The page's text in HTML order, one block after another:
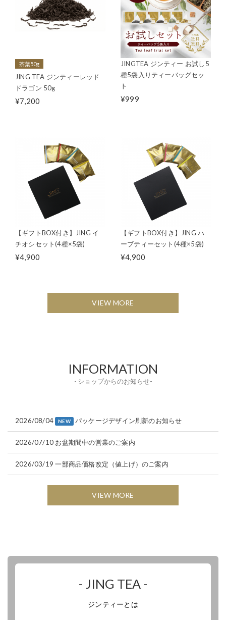
茶葉50g
JING TEA ジンティーレッド
ドラゴン 50g
¥7,200
JINGTEA ジンティー お試し5
種5袋入りティーバッグセッ
ト
¥999
【ギフトBOX付き】JING イ
チオシセット(4種×5袋)
¥4,900
【ギフトBOX付き】JING ハ
ーブティーセット(4種×5袋)
¥4,900
VIEW MORE
INFORMATION
- ショップからのお知らせ-
2026/08/04 NEW パッケージデザイン刷新のお知らせ
2026/07/10 お盆期間中の営業のご案内
2026/03/19 一部商品価格改定（値上げ）のご案内
VIEW MORE
- JING TEA -
ジンティーとは